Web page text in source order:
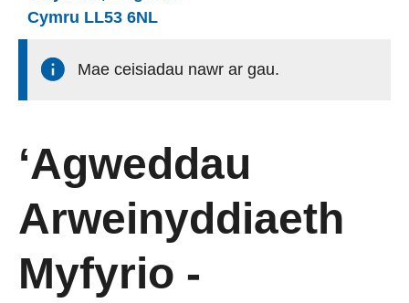
Cymru LL53 6NL
Mae ceisiadau nawr ar gau.
‘Agweddau
Arweinyddiaeth
Myfyrio -